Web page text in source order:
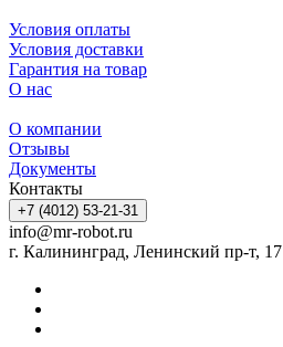
Условия оплаты
Условия доставки
Гарантия на товар
О нас
О компании
Отзывы
Документы
Контакты
+7 (4012) 53-21-31
info@mr-robot.ru
г. Калининград, Ленинский пр-т, 17